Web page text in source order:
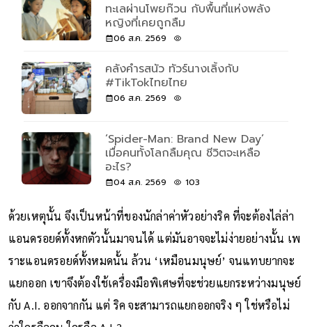
ทะเลผ่านโพยก๊วน กับพื้นที่แห่งพลัง
หญิงที่เคยถูกลืม
06 ส.ค. 2569
คลังคำรสนัว ทัวร์นางเลิ้งกับ
#TikTokไทยไทย
06 ส.ค. 2569
‘Spider-Man: Brand New Day’
เมื่อคนทั้งโลกลืมคุณ ชีวิตจะเหลือ
อะไร?
04 ส.ค. 2569 103
ด้วยเหตุนั้น จึงเป็นหน้าที่ของนักล่าค่าหัวอย่างริค ที่จะต้องไล่ล่า
แอนดรอยด์ทั้งหกตัวนั้นมาจนได้ แต่มันอาจจะไม่ง่ายอย่างนั้น เพ
ราะแอนดรอยด์ทั้งหมดนั้น ล้วน ‘เหมือนมนุษย์’ จนแทบยากจะ
แยกออก เขาจึงต้องใช้เครื่องมือพิเศษที่จะช่วยแยกระหว่างมนุษย์
กับ A.I. ออกจากกัน แต่ ริค จะสามารถแยกออกจริง ๆ ใช่หรือไม่